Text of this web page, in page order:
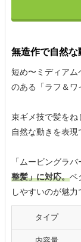
無造作で自然な
短め〜ミディアム
のある「ラフ＆ワ
束ギメ技で髪を
自然な動きを表現
「ムービングラ
整髪」に対応。ベ
しやすいのが魅力
タイプ